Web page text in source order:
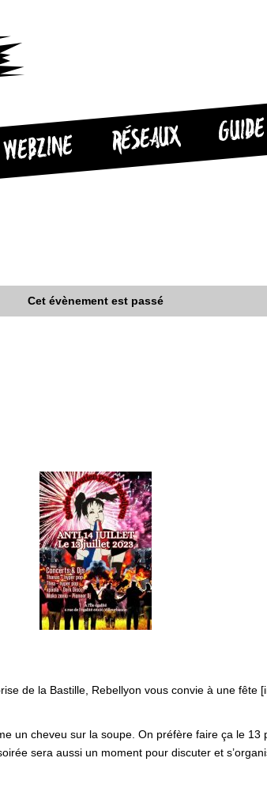
WEBZINE RÉSEAUX GUIDE
Cet évènement est passé
de la Bastille, Rebellyon vous convie à une
un cheveu sur la soupe. On préfère faire ça le
sera aussi un moment pour discuter et